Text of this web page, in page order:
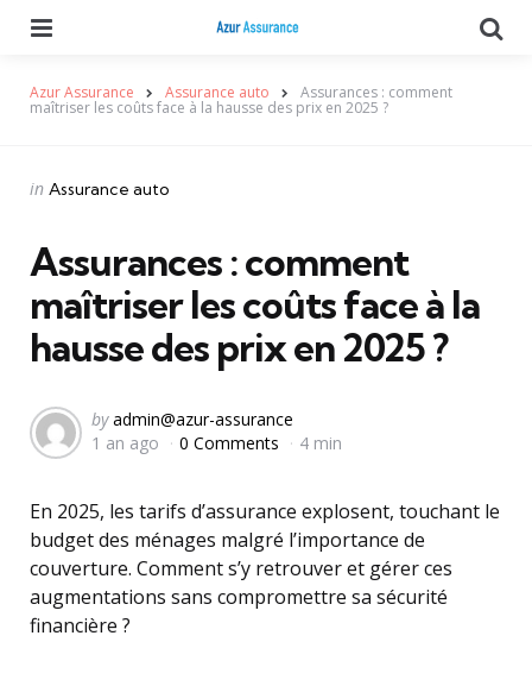
Azur Assurance Assurance auto Assurances : comment
maîtriser les coûts face à la hausse des prix en 2025 ?
Categories
Posted
in Assurance auto
Assurances : comment
maîtriser les coûts face à la
hausse des prix en 2025 ?
Posted
by
by admin@azur-assurance
1 an ago
0 Comments 4 min
En 2025, les tarifs d’assurance explosent, touchant le
budget des ménages malgré l’importance de
couverture. Comment s’y retrouver et gérer ces
augmentations sans compromettre sa sécurité
financière ?